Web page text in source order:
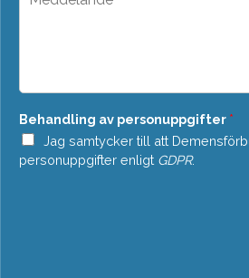
a
d
e
*
Behandling av personuppgifter *
Jag samtycker till att
personuppgifter enligt GDPR.